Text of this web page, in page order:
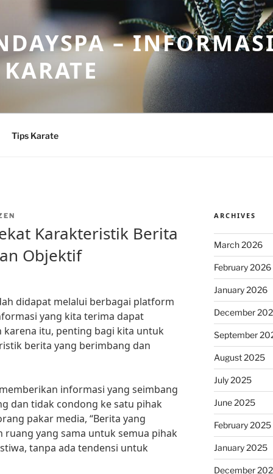
–
Tips Karate
Karakteristik Berita
Objektif
didapat melalui berbagai platform
yang kita terima dapat
karena itu, penting bagi kita untuk
berita yang berimbang dan
informasi yang seimbang
dan tidak condong ke satu pihak
pakar media, “Berita yang
yang sama untuk semua pihak
tanpa ada tendensi untuk
ARCHIVES
March 2026
February 2026
January 2026
December
September
August 2025
July 2025
June 2025
February 2025
January 2025
December